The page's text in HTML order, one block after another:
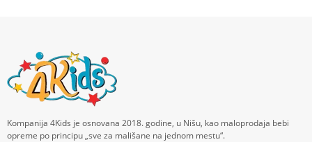
Kompanija 4Kids je osnovana 2018. godine, u Nišu, kao maloprodaja bebi
opreme po principu „sve za mališane na jednom mestu“.